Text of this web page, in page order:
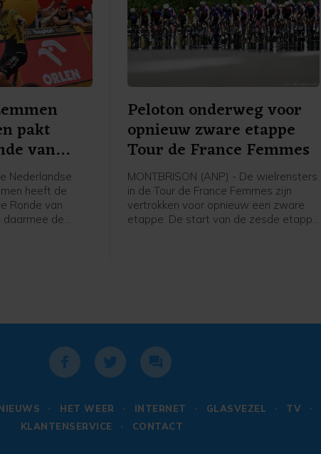
pakt
van
Nederlandse
heeft de
Ronde van
daarmee de
Peloton onderweg voor
opnieuw zware etappe
Tour de France Femmes
MONTBRISON (ANP) - De wielrensters
in de Tour de France Femmes zijn
vertrokken voor opnieuw een zware
etappe. De start van de zesde etappe
HET WEER INTERNET GLASVEZEL TV
KLANTENSERVICE
CONTACT